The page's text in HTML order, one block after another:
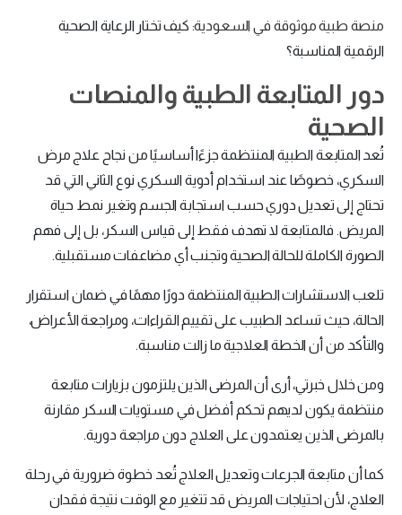
منصة طبية موثوقة في السعودية: كيف تختار الرعاية الصحية
الرقمية المناسبة؟
دور المتابعة الطبية والمنصات
الصحية
تُعد المتابعة الطبية المنتظمة جزءًا أساسيًا من نجاح علاج مرض
السكري، خصوصًا عند استخدام أدوية السكري نوع الثاني التي قد
تحتاج إلى تعديل دوري حسب استجابة الجسم وتغير نمط حياة
المريض. فالمتابعة لا تهدف فقط إلى قياس السكر، بل إلى فهم
الصورة الكاملة للحالة الصحية وتجنب أي مضاعفات مستقبلية.
تلعب الاستشارات الطبية المنتظمة دورًا مهمًا في ضمان استقرار
الحالة، حيث تساعد الطبيب على تقييم القراءات، ومراجعة الأعراض،
والتأكد من أن الخطة العلاجية ما زالت مناسبة.
ومن خلال خبرتي، أرى أن المرضى الذين يلتزمون بزيارات متابعة
منتظمة يكون لديهم تحكم أفضل في مستويات السكر مقارنة
بالمرضى الذين يعتمدون على العلاج دون مراجعة دورية.
كما أن متابعة الجرعات وتعديل العلاج تُعد خطوة ضرورية في رحلة
العلاج، لأن احتياجات المريض قد تتغير مع الوقت نتيجة فقدان